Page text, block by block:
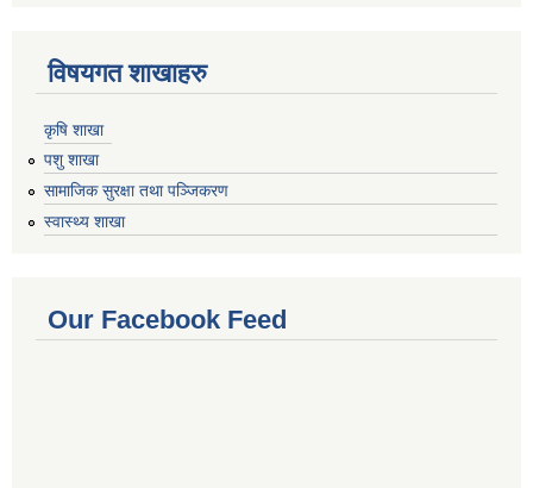
विषयगत शाखाहरु
कृषि शाखा
पशु शाखा
सामाजिक सुरक्षा तथा पञ्जिकरण
स्वास्थ्य शाखा
Our Facebook Feed